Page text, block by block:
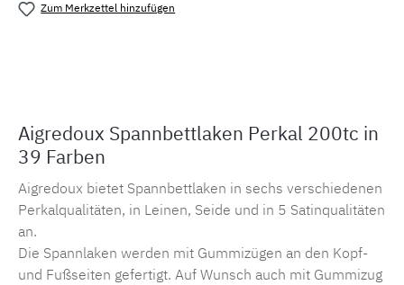
Zum Merkzettel hinzufügen
Aigredoux Spannbettlaken Perkal 200tc in
39 Farben
Aigredoux bietet Spannbettlaken in sechs verschiedenen
Perkalqualitäten, in Leinen, Seide und in 5 Satinqualitäten
an.
Die Spannlaken werden mit Gummizügen an den Kopf-
und Fußseiten gefertigt. Auf Wunsch auch mit Gummizug